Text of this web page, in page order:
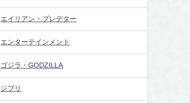
エイリアン・プレデター
エンターテインメント
ゴジラ・GODZILLA
ジブリ